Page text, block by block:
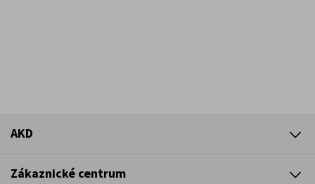
AKD
Zákaznické centrum